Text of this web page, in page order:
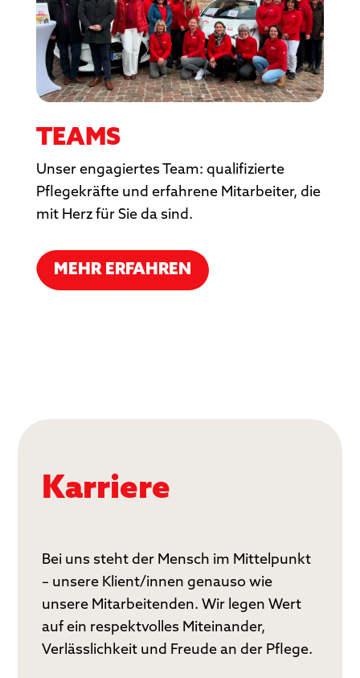
TEAMS
Unser engagiertes Team: qualifizierte
Pflegekräfte und erfahrene Mitarbeiter, die
mit Herz für Sie da sind.
MEHR ERFAHREN
Karriere
Bei uns steht der Mensch im Mittelpunkt
– unsere Klient/innen genauso wie
unsere Mitarbeitenden. Wir legen Wert
auf ein respektvolles Miteinander,
Verlässlichkeit und Freude an der Pflege.